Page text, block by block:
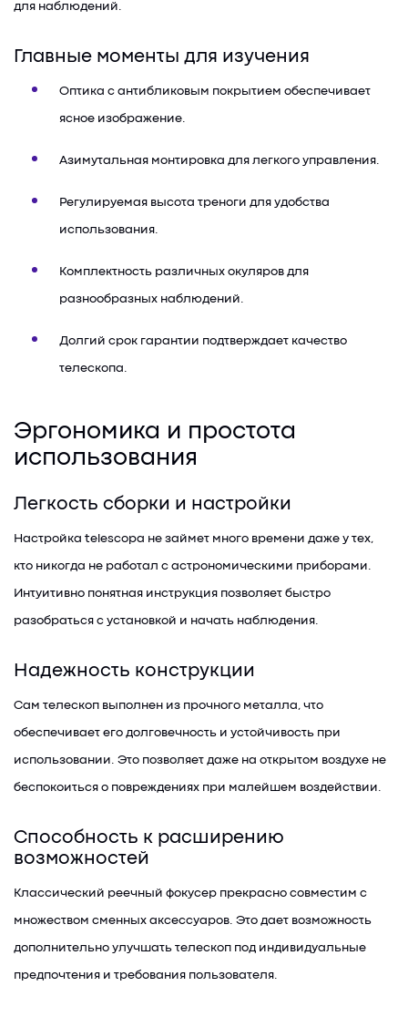
для наблюдений.
Главные моменты для изучения
Оптика с антибликовым покрытием обеспечивает
ясное изображение.
Азимутальная монтировка для легкого управления.
Регулируемая высота треноги для удобства
использования.
Комплектность различных окуляров для
разнообразных наблюдений.
Долгий срок гарантии подтверждает качество
телескопа.
Эргономика и простота
использования
Легкость сборки и настройки
Настройка telescopa не займет много времени даже у тех,
кто никогда не работал с астрономическими приборами.
Интуитивно понятная инструкция позволяет быстро
разобраться с установкой и начать наблюдения.
Надежность конструкции
Сам телескоп выполнен из прочного металла, что
обеспечивает его долговечность и устойчивость при
использовании. Это позволяет даже на открытом воздухе не
беспокоиться о повреждениях при малейшем воздействии.
Способность к расширению
возможностей
Классический реечный фокусер прекрасно совместим с
множеством сменных аксессуаров. Это дает возможность
дополнительно улучшать телескоп под индивидуальные
предпочтения и требования пользователя.